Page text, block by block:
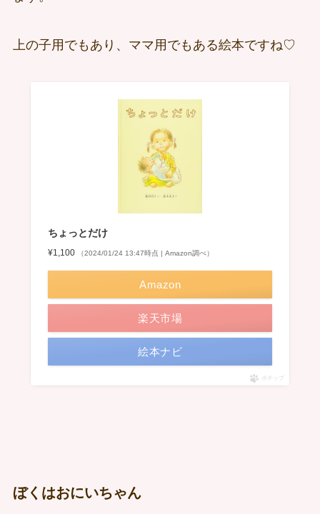
上の子用でもあり、ママ用でもある絵本ですね♡
ちょっとだけ
¥1,100 （2024/01/24 13:47時点 | Amazon調べ）
Amazon
楽天市場
絵本ナビ
ポチップ
ぼくはおにいちゃん